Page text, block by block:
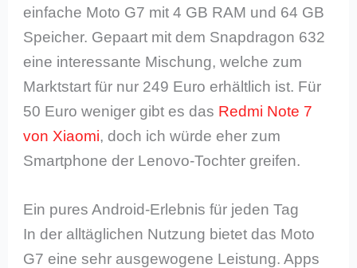
einfache Moto G7 mit 4 GB RAM und 64 GB
Speicher. Gepaart mit dem Snapdragon 632
eine interessante Mischung, welche zum
Marktstart für nur 249 Euro erhältlich ist. Für
50 Euro weniger gibt es das Redmi Note 7
von Xiaomi, doch ich würde eher zum
Smartphone der Lenovo-Tochter greifen.
Ein pures Android-Erlebnis für jeden Tag
In der alltäglichen Nutzung bietet das Moto
G7 eine sehr ausgewogene Leistung. Apps